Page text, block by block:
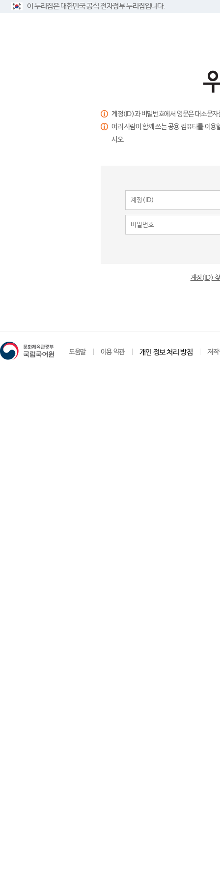
이 누리집은 대한민국 공식 전자정부 누리집입니다.
계정(ID)과 비밀번호에서 영문은 대소문
여러 사람이 함께 쓰는 공용 컴퓨터를 이
시오.
계정(ID)
도움말 이용 약관 개인 정보 처리 방침 저